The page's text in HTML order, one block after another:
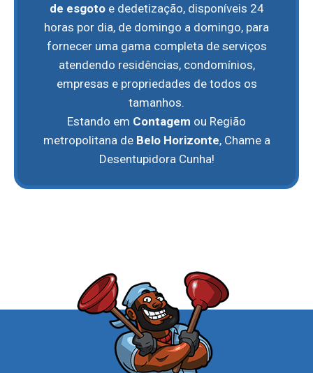
de esgotoe dedetização, disponíveis 24
horas por dia, de domingo a domingo, para
fornecer uma gama completa de serviços
atendendo residências, condomínios,
empresas e propriedades de todos os
tamanhos.
Estando em Contagem ou Região
metropolitana de Belo Horizonte, Chame a
Desentupidora Cunha!